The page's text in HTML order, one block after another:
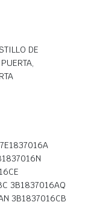
DE
3B1837016AQ
3B1837016CB